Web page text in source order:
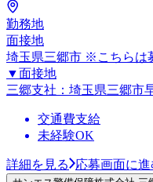
勤務地
面接地
埼玉県三郷市 ※こちらは
▼面接地
三郷支社：埼玉県三郷市
交通費支給
未経験OK
詳細を見る 応募画面に進